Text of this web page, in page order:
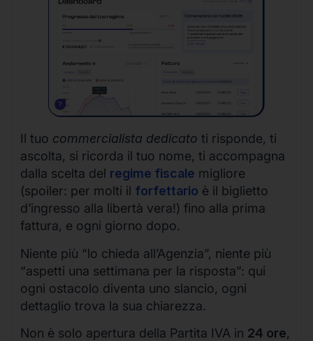
Il tuo commercialista dedicato ti risponde, ti
ascolta, si ricorda il tuo nome, ti accompagna
dalla scelta del regime fiscale migliore
(spoiler: per molti il forfettario è il biglietto
d’ingresso alla libertà vera!) fino alla prima
fattura, e ogni giorno dopo.
Niente più “lo chieda all’Agenzia”, niente più
“aspetti una settimana per la risposta”: qui
ogni ostacolo diventa uno slancio, ogni
dettaglio trova la sua chiarezza.
Non è solo apertura della Partita IVA in 24 ore,